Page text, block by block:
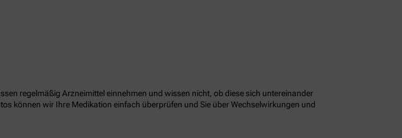
regelmäßig Arzneimittel einnehmen und wissen nicht, ob diese sich untereinander
können wir Ihre Medikation einfach überprüfen und Sie über Wechselwirkungen und